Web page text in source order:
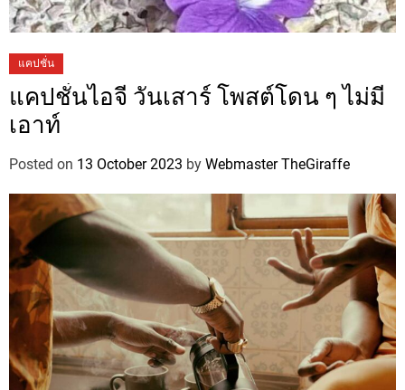
แคปชั่น
แคปชั่นไอจี วันเสาร์ โพสต์โดน ๆ ไม่มี
เอาท์
Posted on 13 October 2023 by Webmaster TheGiraffe